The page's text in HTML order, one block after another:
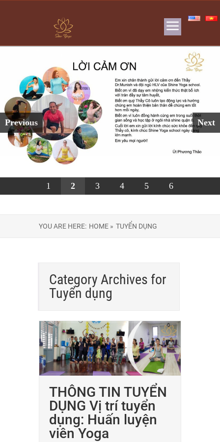
Previous Next
1 2 3 4 5 6
YOU ARE HERE: HOME » TUYỂN DỤNG
Category Archives for
Tuyển dụng
THÔNG TIN TUYỂN
DỤNG Vị trí tuyển
dụng: Huấn luyện
viên Yoga